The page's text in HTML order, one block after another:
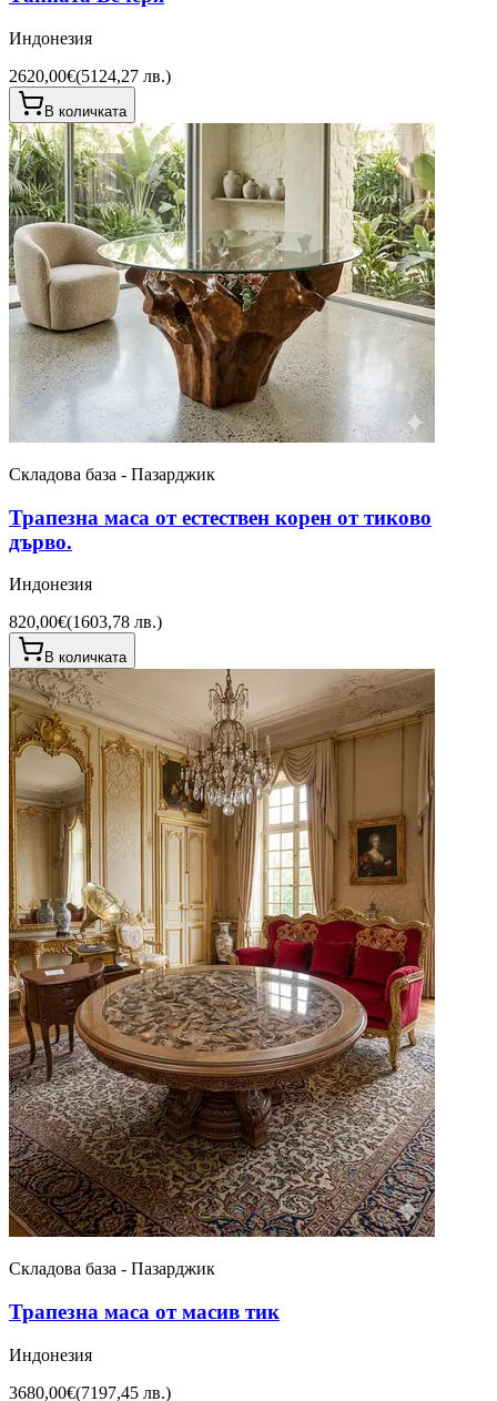
Индонезия
2620,00€(5124,27 лв.)
В количката
Складова база - Пазарджик
Трапезна маса от естествен корен от тиково
дърво.
Индонезия
820,00€(1603,78 лв.)
В количката
Складова база - Пазарджик
Трапезна маса от масив тик
Индонезия
3680,00€(7197,45 лв.)